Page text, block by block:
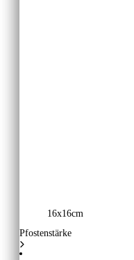
16x16cm
Pfostenstärke